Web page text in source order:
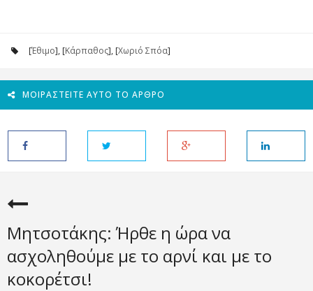
[Έθιμο], [Κάρπαθος], [Χωριό Σπόα]
ΜΟΙΡΑΣΤΕΊΤΕ ΑΥΤΌ ΤΟ ΆΡΘΡΟ
Μητσοτάκης: Ήρθε η ώρα να
ασχοληθούμε με το αρνί και με το
κοκορέτσι!